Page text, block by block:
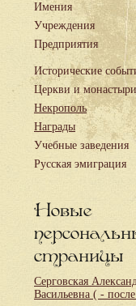
Имения
Учреждения
Предприятия
Исторические
Церкви и монастыри
Некрополь
Награды
Учебные заведения
Русская эмиграция
Новые
страницы
Серговская
Васильевна ( -